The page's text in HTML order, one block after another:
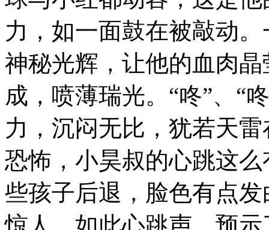
力，如一面鼓在被敲动
神秘光辉，让他的血肉
成，喷薄瑞光。“咚”、
力，沉闷无比，犹若天
恐怖，小昊叔的心跳这
些孩子后退，脸色有点
惊人，如此心跳声，预